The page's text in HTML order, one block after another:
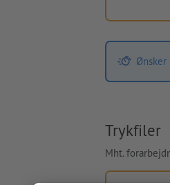
Ønsker
Trykfiler
Mht.